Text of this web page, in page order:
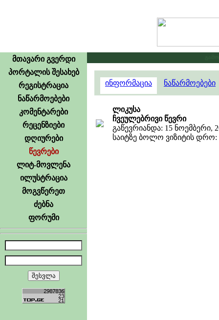
მთავარი გვერდი
პორტალის შესახებ
რეგისტრაცია
ნაწარმოებები
კომენტარები
რეცენზიები
დღიურები
წევრები
ლიტ-მოვლენა
ილუსტრაცია
მოგვწერეთ
ძებნა
ფორუმი
ინფორმაცია ნაწარმოებები
ლიკუსა
ჩვეულებრივი წევრი
გაწევრიანდა: 15 ნოემბერი,
საიტზე ბოლო ვიზიტის დრო: